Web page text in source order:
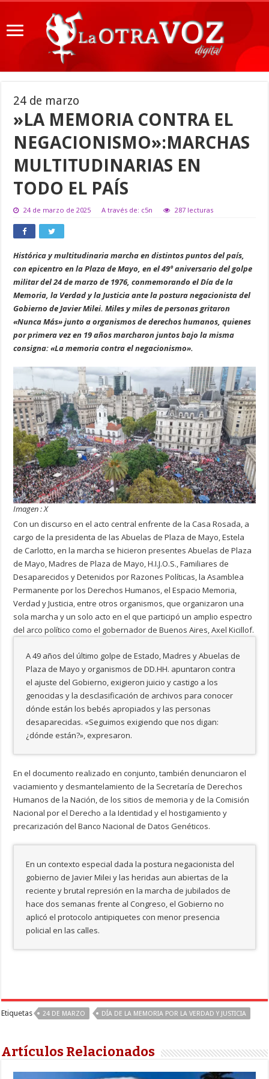
24 de marzo
»LA MEMORIA CONTRA EL
NEGACIONISMO»:MARCHAS
MULTITUDINARIAS EN
TODO EL PAÍS
24 de marzo de 2025 A través de: c5n 287 lecturas
Histórica y multitudinaria marcha en distintos puntos del país,
con epicentro en la Plaza de Mayo, en el 49º aniversario del golpe
militar del 24 de marzo de 1976, conmemorando el Día de la
Memoria, la Verdad y la Justicia ante la postura negacionista del
Gobierno de Javier Milei. Miles y miles de personas gritaron
«Nunca Más» junto a organismos de derechos humanos, quienes
por primera vez en 19 años marcharon juntos bajo la misma
consigna: «La memoria contra el negacionismo».
Imagen : X
Con un discurso en el acto central enfrente de la Casa Rosada, a
cargo de la presidenta de las Abuelas de Plaza de Mayo, Estela
de Carlotto, en la marcha se hicieron presentes Abuelas de Plaza
de Mayo, Madres de Plaza de Mayo, H.I.J.O.S., Familiares de
Desaparecidos y Detenidos por Razones Políticas, la Asamblea
Permanente por los Derechos Humanos, el Espacio Memoria,
Verdad y Justicia, entre otros organismos, que organizaron una
sola marcha y un solo acto en el que participó un amplio espectro
del arco político como el gobernador de Buenos Aires, Axel Kicillof.
A 49 años del último golpe de Estado, Madres y Abuelas de
Plaza de Mayo y organismos de DD.HH. apuntaron contra
el ajuste del Gobierno, exigieron juicio y castigo a los
genocidas y la desclasificación de archivos para conocer
dónde están los bebés apropiados y las personas
desaparecidas. «Seguimos exigiendo que nos digan:
¿dónde están?», expresaron.
En el documento realizado en conjunto, también denunciaron el
vaciamiento y desmantelamiento de la Secretaría de Derechos
Humanos de la Nación, de los sitios de memoria y de la Comisión
Nacional por el Derecho a la Identidad y el hostigamiento y
precarización del Banco Nacional de Datos Genéticos.
En un contexto especial dada la postura negacionista del
gobierno de Javier Milei y las heridas aun abiertas de la
reciente y brutal represión en la marcha de jubilados de
hace dos semanas frente al Congreso, el Gobierno no
aplicó el protocolo antipiquetes con menor presencia
policial en las calles.
Etiquetas 24 DE MARZO DÍA DE LA MEMORIA POR LA VERDAD Y JUSTICIA
Artículos Relacionados